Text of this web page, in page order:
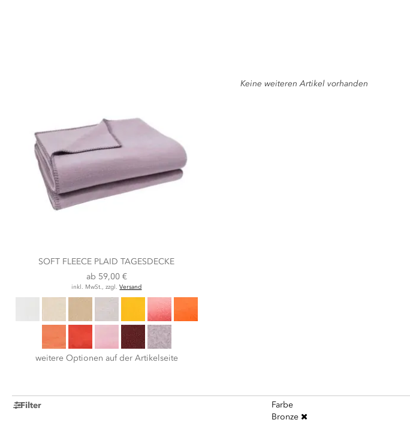
SOFT FLEECE PLAID TAGESDECKE
ab 59,00 €
inkl. MwSt., zzgl.Versand
weitere Optionen auf der Artikelseite
Keine weiteren Artikel vorhanden
Filter
Farbe
Bronze